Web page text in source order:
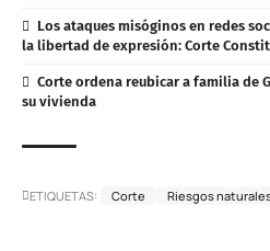
Los ataques misóginos en redes
la libertad de expresión: Corte
Corte ordena reubicar a familia de
su vivienda
ETIQUETAS: Corte Riesgos